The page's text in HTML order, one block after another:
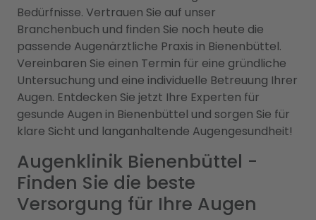
Bedürfnisse. Vertrauen Sie auf unser
Branchenbuch und finden Sie noch heute die
passende Augenärztliche Praxis in Bienenbüttel.
Vereinbaren Sie einen Termin für eine gründliche
Untersuchung und eine individuelle Betreuung Ihrer
Augen. Entdecken Sie jetzt Ihre Experten für
gesunde Augen in Bienenbüttel und sorgen Sie für
klare Sicht und langanhaltende Augengesundheit!
Augenklinik Bienenbüttel -
Finden Sie die beste
Versorgung für Ihre Augen